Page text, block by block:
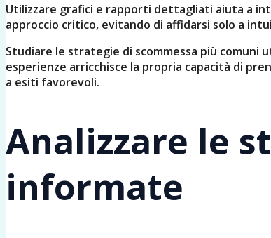
Utilizzare grafici e rapporti dettagliati aiuta a
approccio critico, evitando di affidarsi solo a
Studiare le strategie di scommessa più comuni
esperienze arricchisce la propria capacità di
a esiti favorevoli.
Analizzare le
informate